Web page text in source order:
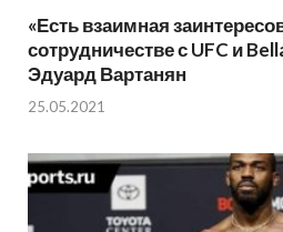
«Есть взаимная
сотрудничестве с UFC и
Эдуард Вартанян
25.05.2021